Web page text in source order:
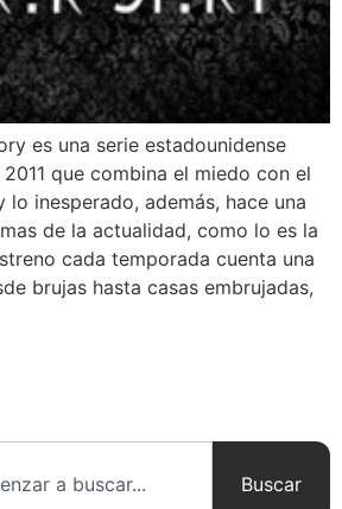
es una serie estadounidense
que combina el miedo con el
inesperado, además, hace una
de la actualidad, como lo es la
cada temporada cuenta una
brujas hasta casas embrujadas,
Buscar